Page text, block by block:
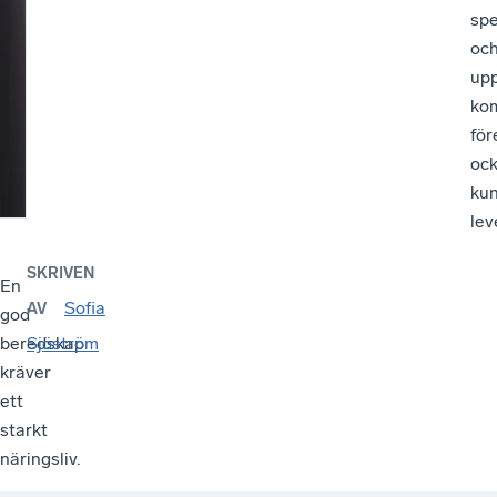
En
god
beredskap
kräver
ett
starkt
näringsliv.
SKRIVEN
AV
Sofia
Sjöström